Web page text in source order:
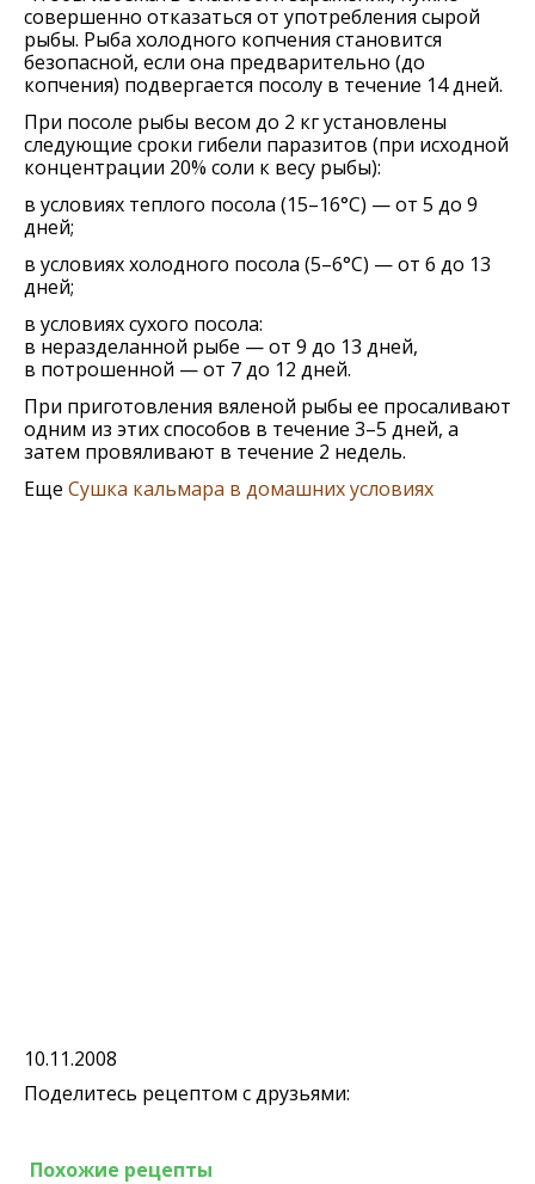
совершенно отказаться от употребления сырой
рыбы. Рыба холодного копчения становится
безопасной, если она предварительно (до
копчения) подвергается посолу в течение 14 дней.
При посоле рыбы весом до 2 кг установлены
следующие сроки гибели паразитов (при исходной
концентрации 20% соли к весу рыбы):
в условиях теплого посола (15–16°С) — от 5 до 9
дней;
в условиях холодного посола (5–6°С) — от 6 до 13
дней;
в условиях сухого посола:
в неразделанной рыбе — от 9 до 13 дней,
в потрошенной — от 7 до 12 дней.
При приготовления вяленой рыбы ее просаливают
одним из этих способов в течение 3–5 дней, а
затем провяливают в течение 2 недель.
Еще Сушка кальмара в домашних условиях
10.11.2008
Поделитесь рецептом с друзьями:
Похожие рецепты